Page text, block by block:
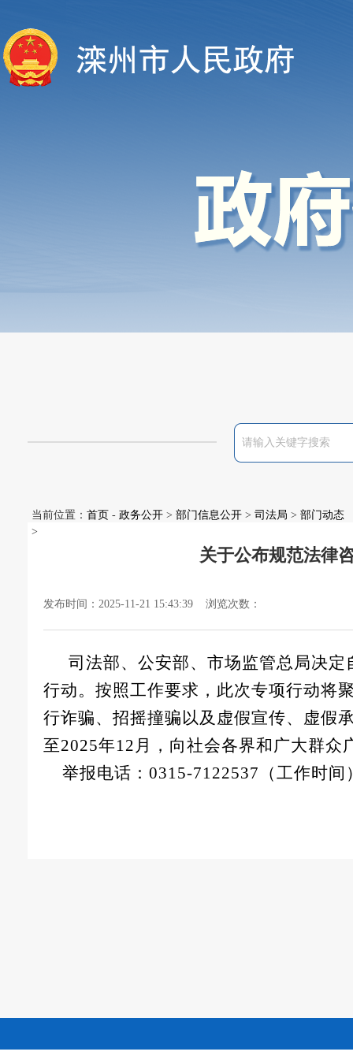
当前位置： 首页 - 政务公开 > 部门信息公开 > 司法局 > 部门动态
>
关于公布规范法律
发布时间：2025-11-21 15:43:39 浏览次数：
司法部、公安部、市场监管总局决
行动。按照工作要求 ，此次专项行动将
行诈骗、招摇撞骗以及虚假宣传、虚假
至2025年12月，向社会各界和广大群众
举报电话：0315-7122537（工作时间